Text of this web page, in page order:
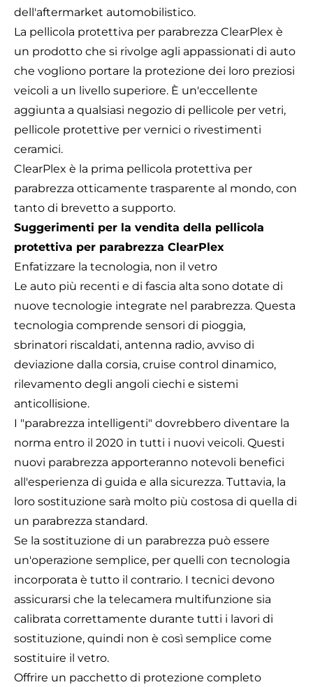
dell'aftermarket automobilistico.
La pellicola protettiva per parabrezza ClearPlex è
un prodotto che si rivolge agli appassionati di auto
che vogliono portare la protezione dei loro preziosi
veicoli a un livello superiore. È un'eccellente
aggiunta a qualsiasi negozio di pellicole per vetri,
pellicole protettive per vernici o rivestimenti
ceramici.
ClearPlex è la prima pellicola protettiva per
parabrezza otticamente trasparente al mondo, con
tanto di brevetto a supporto.
Suggerimenti per la vendita della pellicola
protettiva per parabrezza ClearPlex
Enfatizzare la tecnologia, non il vetro
Le auto più recenti e di fascia alta sono dotate di
nuove tecnologie integrate nel parabrezza. Questa
tecnologia comprende sensori di pioggia,
sbrinatori riscaldati, antenna radio, avviso di
deviazione dalla corsia, cruise control dinamico,
rilevamento degli angoli ciechi e sistemi
anticollisione.
I "parabrezza intelligenti" dovrebbero diventare la
norma entro il 2020 in tutti i nuovi veicoli. Questi
nuovi parabrezza apporteranno notevoli benefici
all'esperienza di guida e alla sicurezza. Tuttavia, la
loro sostituzione sarà molto più costosa di quella di
un parabrezza standard.
Se la sostituzione di un parabrezza può essere
un'operazione semplice, per quelli con tecnologia
incorporata è tutto il contrario. I tecnici devono
assicurarsi che la telecamera multifunzione sia
calibrata correttamente durante tutti i lavori di
sostituzione, quindi non è così semplice come
sostituire il vetro.
Offrire un pacchetto di protezione completo